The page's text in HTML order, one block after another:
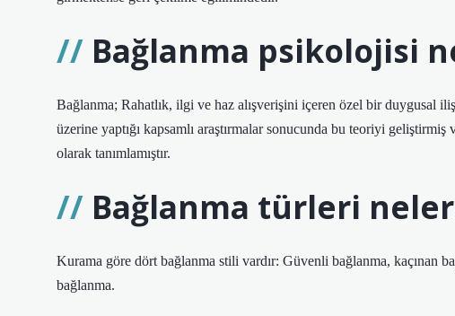
Bağlanma psikolojisi
Bağlanma; Rahatlık, ilgi ve haz alışverişini içeren özel bir duygusal
üzerine yaptığı kapsamlı araştırmalar sonucunda bu teoriyi
olarak tanımlamıştır.
Bağlanma türleri
Kurama göre dört bağlanma stili vardır: Güvenli bağlanma, kaçınan
bağlanma.